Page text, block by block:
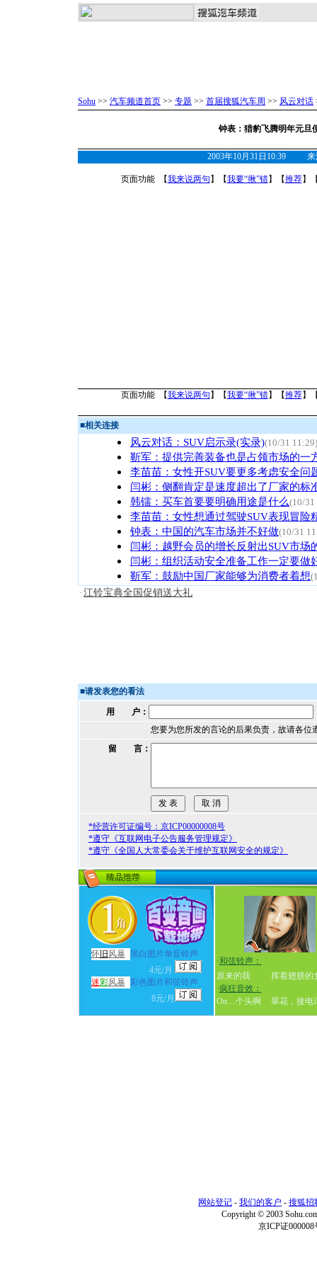
Sohu >> 汽车频道首页 >> 专题 >> 首届搜狐汽车周 >> 风云对话
钟表：猎豹飞腾明年元旦
2003年10月31日10:39 来
页面功能 【我来说两句 】【我要“揪”错】【推荐】
页面功能 【我来说两句 】【我要“揪”错】【推荐】
■相关连接
风云对话：SUV启示录(实录)(10/31 11:29)
靳军：提供完善装备也是占领市场的一
李苗苗：女性开SUV要更多考虑安全问
闫彬：侧翻肯定是速度超出了厂家的标
韩镭：买车首要要明确用途是什么(10/31
李苗苗：女性想通过驾驶SUV表现冒险
钟表：中国的汽车市场并不好做(10/31
闫彬：越野会员的增长反射出SUV市场
闫彬：组织活动安全准备工作一定要做
靳军：鼓励中国厂家能够为消费者着想
· 江铃宝典全国促销送大礼
■请发表您的看法
用 户：
您要为您所发的言论的后果负责，故请各位
留 言：
*经营许可证编号：京ICP00000008号
*遵守《互联网电子公告服务管理规定》
*遵守《全国人大常委会关于维护互联网安全的规定》
怀旧 风暴
黑白图片单音铃声
4元/月
迷彩风暴 彩色图片和弦铃声
8元/月
·和弦铃声：
原来的我
挥着翅膀的
·疯狂音效：
On…个头啊
翠花，接
网站登记 - 我们的客户 - 搜狐招
Copyright © 2003
京ICP证